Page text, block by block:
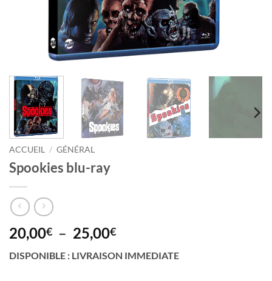
ACCUEIL / GÉNÉRAL
Spookies blu-ray
20,00€ – 25,00€Plage
prix :
DISPONIBLE : LIVRAISON IMMEDIATE